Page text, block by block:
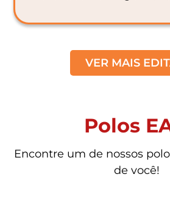
VER MAIS
Polos
Encontre um de nossos
de você!